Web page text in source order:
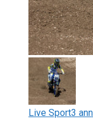
Live Sport3